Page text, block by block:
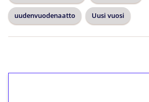
uudenvuodenaatto Uusi vuosi